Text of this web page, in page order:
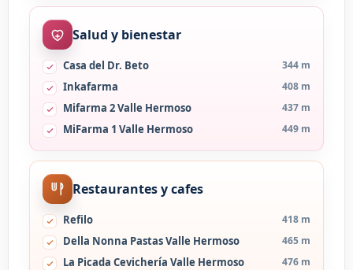
Salud y bienestar
Casa del Dr. Beto 344 m
Inkafarma 408 m
Mifarma 2 Valle Hermoso 437 m
MiFarma 1 Valle Hermoso 449 m
Restaurantes y cafes
Refilo 418 m
Della Nonna Pastas Valle Hermoso 465 m
La Picada Cevichería Valle Hermoso 476 m